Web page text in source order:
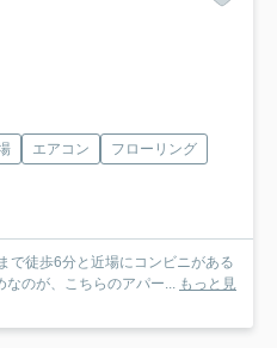
エアコン
フローリング
で徒歩6分と近場にコンビニがある
なのが、こちらのアパー... もっと見